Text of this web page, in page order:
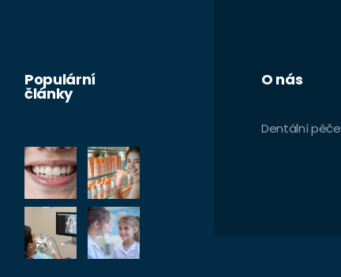
Populární
články
O nás
Dentální péče